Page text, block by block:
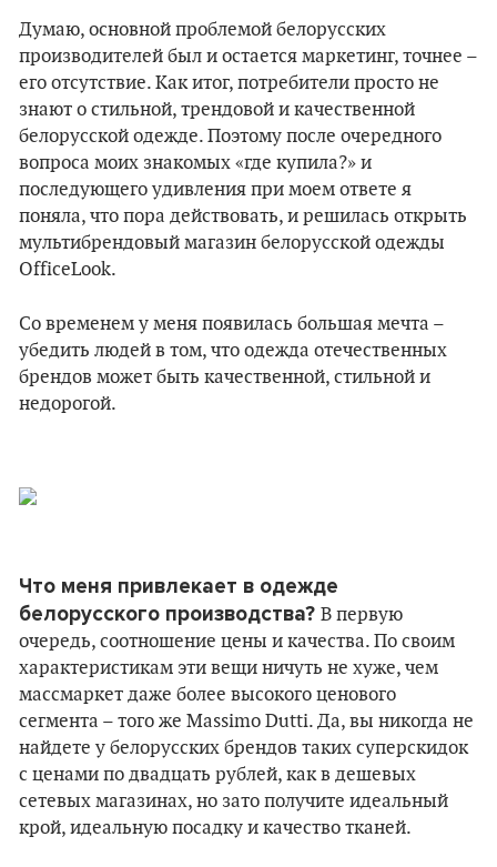
Думаю, основной проблемой белорусских
производителей был и остается маркетинг, точнее –
его отсутствие. Как итог, потребители просто не
знают о стильной, трендовой и качественной
белорусской одежде. Поэтому после очередного
вопроса моих знакомых «где купила?» и
последующего удивления при моем ответе я
поняла, что пора действовать, и решилась открыть
мультибрендовый магазин белорусской одежды
OfficeLook.
Со временем у меня появилась большая мечта –
убедить людей в том, что одежда отечественных
брендов может быть качественной, стильной и
недорогой.
Что меня привлекает в одежде
белорусского производства? В первую
очередь, соотношение цены и качества. По своим
характеристикам эти вещи ничуть не хуже, чем
массмаркет даже более высокого ценового
сегмента – того же Massimo Dutti. Да, вы никогда не
найдете у белорусских брендов таких суперскидок
с ценами по двадцать рублей, как в дешевых
сетевых магазинах, но зато получите идеальный
крой, идеальную посадку и качество тканей.